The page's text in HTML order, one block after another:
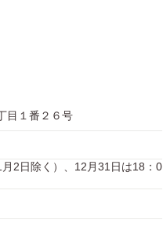
目１番２６号
2日除く）、12月31日は18：0